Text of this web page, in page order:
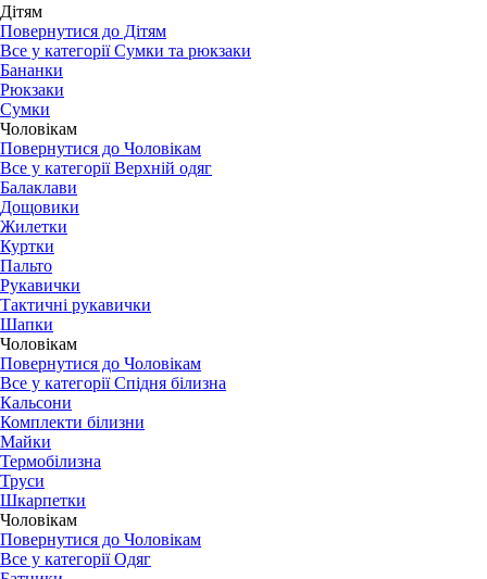
Дітям
Повернутися до Дітям
Все у категорії Сумки та рюкзаки
Бананки
Рюкзаки
Сумки
Чоловікам
Повернутися до Чоловікам
Все у категорії Верхній одяг
Балаклави
Дощовики
Жилетки
Куртки
Пальто
Рукавички
Тактичні рукавички
Шапки
Чоловікам
Повернутися до Чоловікам
Все у категорії Спідня білизна
Кальсони
Комплекти білизни
Майки
Термобілизна
Труси
Шкарпетки
Чоловікам
Повернутися до Чоловікам
Все у категорії Одяг